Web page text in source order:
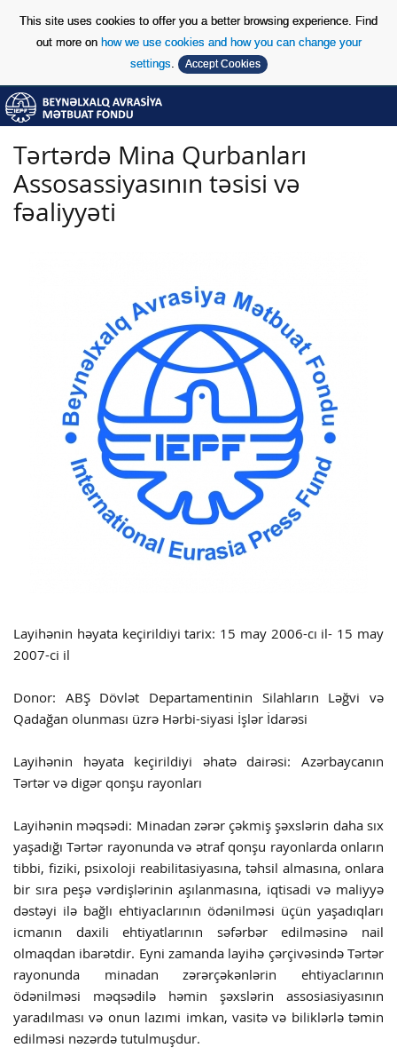
This site uses cookies to offer you a better browsing experience. Find
out more on how we use cookies and how you can change your
settings. Accept Cookies
Skip to Content
Skip to Content
Tərtərdə Mina Qurbanları
Assosassiyasının təsisi və
fəaliyyəti
Layihənin həyata keçirildiyi tarix: 15 may 2006-cı il- 15 may
2007-ci il
Donor: ABŞ Dövlət Departamentinin Silahların Ləğvi və
Qadağan olunması üzrə Hərbi-siyasi İşlər İdarəsi
Layihənin həyata keçirildiyi əhatə dairəsi: Azərbaycanın
Tərtər və digər qonşu rayonları
Layihənin məqsədi: Minadan zərər çəkmiş şəxslərin daha sıx
yaşadığı Tərtər rayonunda və ətraf qonşu rayonlarda onların
tibbi, fiziki, psixoloji reabilitasiyasına, təhsil almasına, onlara
bir sıra peşə vərdişlərinin aşılanmasına, iqtisadi və maliyyə
dəstəyi ilə bağlı ehtiyaclarının ödənilməsi üçün yaşadıqları
icmanın daxili ehtiyatlarının səfərbər edilməsinə nail
olmaqdan ibarətdir. Eyni zamanda layihə çərçivəsində Tərtər
rayonunda minadan zərərçəkənlərin ehtiyaclarının
ödənilməsi məqsədilə həmin şəxslərin assosiasiyasının
yaradılması və onun lazımi imkan, vasitə və biliklərlə təmin
edilməsi nəzərdə tutulmuşdur.